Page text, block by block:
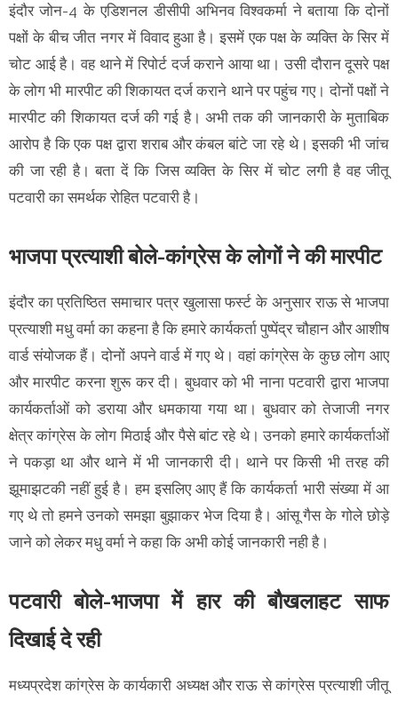
इंदौर जोन-4 के एडिशनल डीसीपी अभिनव विश्वकर्मा ने बताया कि दोनों
पक्षों के बीच जीत नगर में विवाद हुआ है। इसमें एक पक्ष के व्यक्ति के सिर में
चोट आई है। वह थाने में रिपोर्ट दर्ज कराने आया था। उसी दौरान दूसरे पक्ष
के लोग भी मारपीट की शिकायत दर्ज कराने थाने पर पहुंच गए। दोनों पक्षों ने
मारपीट की शिकायत दर्ज की गई है। अभी तक की जानकारी के मुताबिक
आरोप है कि एक पक्ष द्वारा शराब और कंबल बांटे जा रहे थे। इसकी भी जांच
की जा रही है। बता दें कि जिस व्यक्ति के सिर में चोट लगी है वह जीतू
पटवारी का समर्थक रोहित पटवारी है।
भाजपा प्रत्याशी बोले-कांग्रेस के लोगों ने की मारपीट
इंदौर का प्रतिष्ठित समाचार पत्र खुलासा फर्स्ट के अनुसार राऊ से भाजपा
प्रत्याशी मधु वर्मा का कहना है कि हमारे कार्यकर्ता पुष्पेंद्र चौहान और आशीष
वार्ड संयोजक हैं। दोनों अपने वार्ड में गए थे। वहां कांग्रेस के कुछ लोग आए
और मारपीट करना शुरू कर दी। बुधवार को भी नाना पटवारी द्वारा भाजपा
कार्यकर्ताओं को डराया और धमकाया गया था। बुधवार को तेजाजी नगर
क्षेत्र कांग्रेस के लोग मिठाई और पैसे बांट रहे थे। उनको हमारे कार्यकर्ताओं
ने पकड़ा था और थाने में भी जानकारी दी। थाने पर किसी भी तरह की
झूमाझटकी नहीं हुई है। हम इसलिए आए हैं कि कार्यकर्ता भारी संख्या में आ
गए थे तो हमने उनको समझा बुझाकर भेज दिया है। आंसू गैस के गोले छोड़े
जाने को लेकर मधु वर्मा ने कहा कि अभी कोई जानकारी नही है।
पटवारी बोले-भाजपा में हार की बौखलाहट साफ
दिखाई दे रही
मध्यप्रदेश कांग्रेस के कार्यकारी अध्यक्ष और राऊ से कांग्रेस प्रत्याशी जीतू